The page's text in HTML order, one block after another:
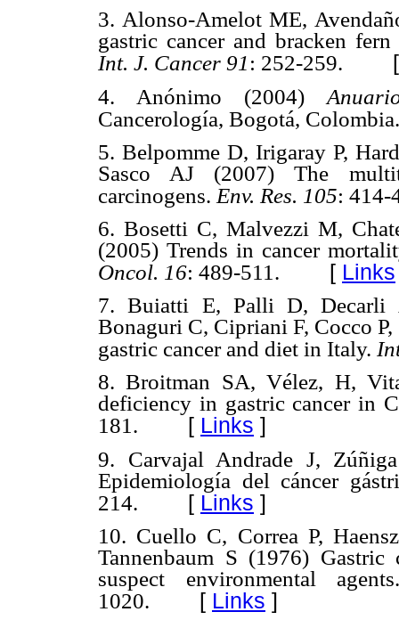
3. Alonso-Amelot ME,
gastric cancer and bracken
Int. J. Cancer 91: 252-259.
4. Anónimo (2004)
Cancerología, Bogotá,
5. Belpomme D, Irigaray P,
Sasco AJ (2007) The
carcinogens. Env. Res. 105: 414-
6. Bosetti C, Malvezzi M,
(2005) Trends in cancer
Oncol. 16: 489-511. [ Links
7. Buiatti E, Palli D, Decarli
Bonaguri C, Cipriani F, Cocco
gastric cancer and diet in Italy.
8. Broitman SA, Vélez, H,
deficiency in gastric cancer in
181. [ Links ]
9. Carvajal Andrade J,
Epidemiología del cáncer
214. [ Links ]
10. Cuello C, Correa P,
Tannenbaum S (1976)
suspect environmental
1020. [ Links ]